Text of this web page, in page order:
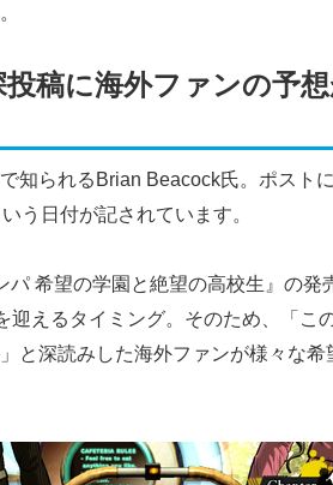
稿に海外ファンの予
知られるBrian Beacock氏。ポスト
う日付が記されています。
希望の学園と絶望の高校生』の発
迎えるタイミング。そのため、「こ
と深読みした海外ファンが様々な希